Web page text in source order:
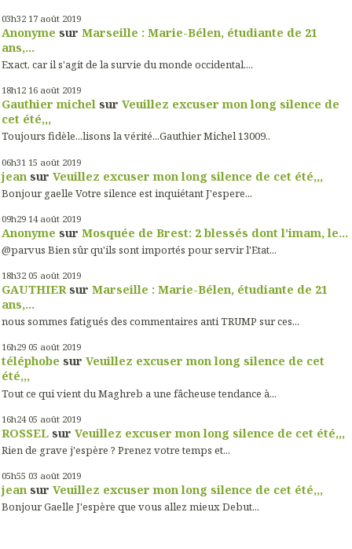
03h32 17 août 2019
Anonyme sur Marseille : Marie-Bélen, étudiante de 21
ans,...
Exact, car il s'agit de la survie du monde occidental....
18h12 16 août 2019
Gauthier michel sur Veuillez excuser mon long silence de
cet été,,,
Toujours fidèle...lisons la vérité...Gauthier Michel 13009..
06h31 15 août 2019
jean sur Veuillez excuser mon long silence de cet été,,,
Bonjour gaelle Votre silence est inquiétant J'espere...
09h29 14 août 2019
Anonyme sur Mosquée de Brest: 2 blessés dont l'imam, le...
@parvus Bien sûr qu'ils sont importés pour servir l'Etat...
18h32 05 août 2019
GAUTHIERsur Marseille : Marie-Bélen, étudiante de 21
ans,...
nous sommes fatigués des commentaires anti TRUMP sur ces...
16h29 05 août 2019
téléphobe sur Veuillez excuser mon long silence de cet
été,,,
Tout ce qui vient du Maghreb a une fâcheuse tendance à...
16h24 05 août 2019
ROSSEL sur Veuillez excuser mon long silence de cet été,,,
Rien de grave j'espère ? Prenez votre temps et...
05h55 03 août 2019
jean sur Veuillez excuser mon long silence de cet été,,,
Bonjour Gaelle J'espère que vous allez mieux Debut...